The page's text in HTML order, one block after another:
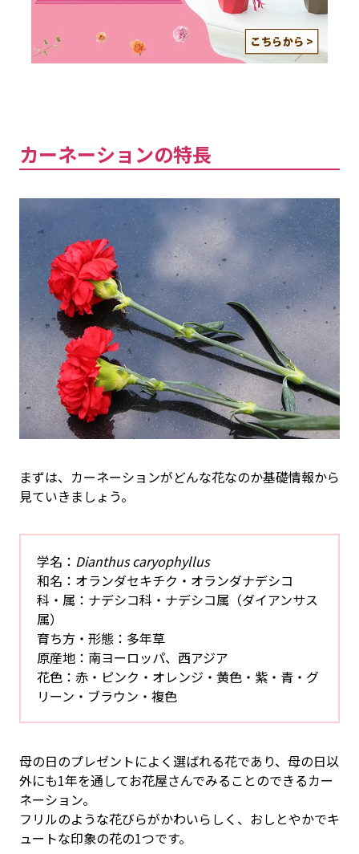
カーネーションの特長
まずは、カーネーションがどんな花なのか基礎情報から
見ていきましょう。
学名： Dianthus caryophyllus
和名：オランダセキチク・オランダナデシコ
科・属：ナデシコ科・ナデシコ属（ダイアンサス
属）
育ち方・形態：多年草
原産地：南ヨーロッパ、西アジア
花色：赤・ピンク・オレンジ・黄色・紫・青・グ
リーン・ブラウン・複色
母の日のプレゼントによく選ばれる花であり、母の日以
外にも1年を通してお花屋さんでみることのできるカー
ネーション。
フリルのような花びらがかわいらしく、おしとやかでキ
ュートな印象の花の1つです。